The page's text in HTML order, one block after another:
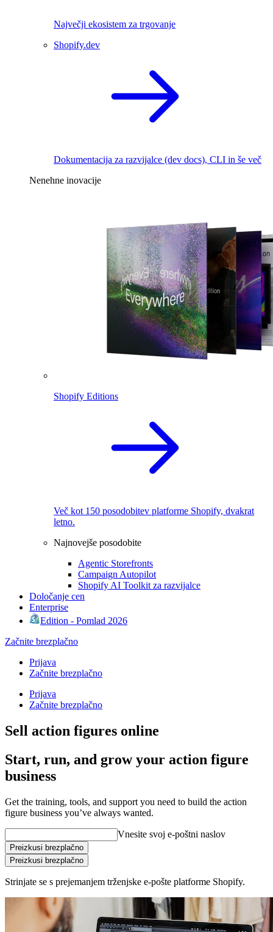
Največji ekosistem za trgovanje
Shopify.dev
Dokumentacija za razvijalce (dev docs), CLI in še več
Nenehne inovacije
Shopify Editions
Več kot 150 posodobitev platforme Shopify, dvakrat
letno.
Najnovejše posodobite
Agentic Storefronts
Campaign Autopilot
Shopify AI Toolkit za razvijalce
Določanje cen
Enterprise
Edition - Pomlad 2026
Začnite brezplačno
Prijava
Začnite brezplačno
Prijava
Začnite brezplačno
Sell action figures online
Start, run, and grow your action figure
business
Get the training, tools, and support you need to build the action
figure business you’ve always wanted.
Vnesite svoj e-poštni naslov
Preizkusi brezplačno
Preizkusi brezplačno
Strinjate se s prejemanjem trženjske e-pošte platforme Shopify.